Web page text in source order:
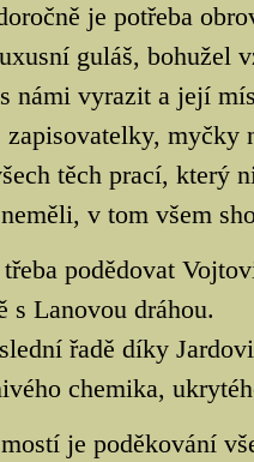
je potřeba
guláš, bohužel
námi vyrazit a její
zapisovatelky, myčky
těch prací, který
v tom všem
podědovat
s Lanovou dráhou.
řadě díky
chemika,
je poděkování